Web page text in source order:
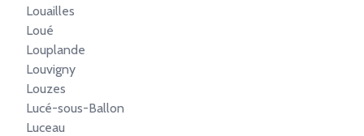
Louailles
Loué
Louplande
Louvigny
Louzes
Lucé-sous-Ballon
Luceau